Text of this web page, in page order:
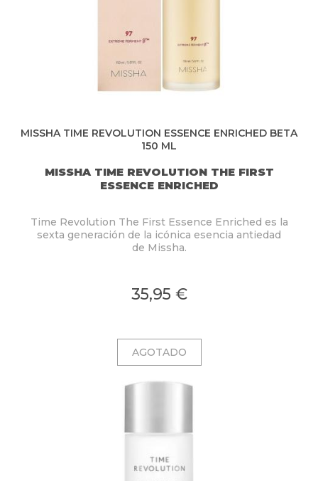
MISSHA TIME REVOLUTION ESSENCE ENRICHED BETA
150 ML
MISSHA TIME REVOLUTION THE FIRST
ESSENCE ENRICHED
Time Revolution The First Essence Enriched es la
sexta generación de la icónica esencia antiedad
de Missha.
35,95 €